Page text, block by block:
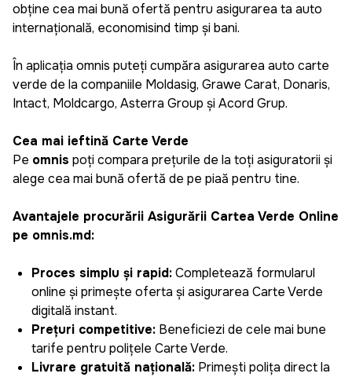
obține cea mai bună ofertă pentru asigurarea ta auto
internațională, economisind timp și bani.
În aplicația omnis puteți cumpăra asigurarea auto carte
verde de la companiile Moldasig, Grawe Carat, Donaris,
Intact, Moldcargo, Asterra Group și Acord Grup.
Cea mai ieftină Carte Verde
Pe omnis poți compara prețurile de la toți asiguratorii și
alege cea mai bună ofertă de pe piață pentru tine.
Avantajele procurării Asigurării Cartea Verde Online
pe omnis.md:
Proces simplu și rapid:Completează formularul
online și primește oferta și asigurarea Carte Verde
digitală instant.
Prețuri competitive: Beneficiezi de cele mai bune
tarife pentru polițele Carte Verde.
Livrare gratuită națională: Primești polița direct la